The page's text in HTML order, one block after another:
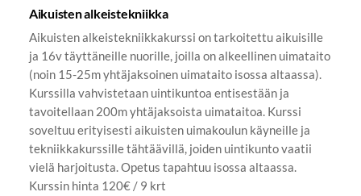
Aikuisten alkeistekniikka
Aikuisten alkeistekniikkakurssi on tarkoitettu aikuisille
ja 16v täyttäneille nuorille, joilla on alkeellinen uimataito
(noin 15-25m yhtäjaksoinen uimataito isossa altaassa).
Kurssilla vahvistetaan uintikuntoa entisestään ja
tavoitellaan 200m yhtäjaksoista uimataitoa. Kurssi
soveltuu erityisesti aikuisten uimakoulun käyneille ja
tekniikkakurssille tähtäävillä, joiden uintikunto vaatii
vielä harjoitusta. Opetus tapahtuu isossa altaassa.
Kurssin hinta 120€ / 9 krt